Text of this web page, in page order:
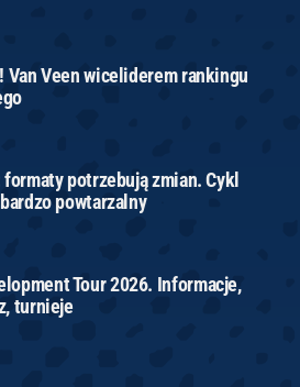
Van Veen wiceliderem rankingu
potrzebują zmian. Cykl
powtarzalny
Tour 2026. Informacje,
turnieje